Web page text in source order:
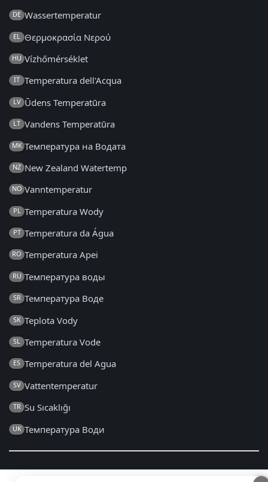
DE Wassertemperatur
EL Θερμοκρασία Νερού
HU Vízhőmérséklet
IT Temperatura dell'Acqua
LV Ūdens Temperatūra
LT Vandens Temperatūra
MK Температура на Водата
NZ New Zealand Watertemp
NO Vanntemperatur
PL Temperatura Wody
PT Temperatura da Água
RO Temperatura Apei
RU Температура воды
SR Температура Воде
SK Teplota Vody
SL Temperatura Vode
ES Temperatura del Agua
SV Vattentemperatur
TR Su Sıcaklığı
UK Температура Води